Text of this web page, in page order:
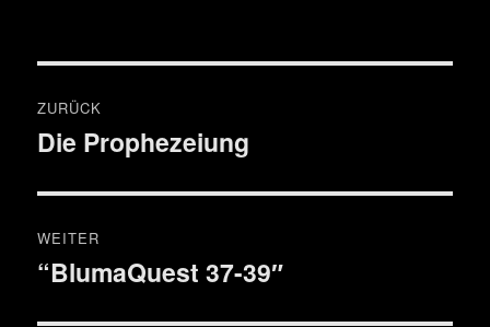
ZURÜCK
Vorheriger
Die Prophezeiung
WEITER
Nächster
“BlumaQuest 37-39″